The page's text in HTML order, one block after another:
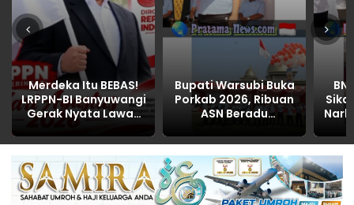
Merdeka Itu BEBAS!
LRPPN-BI Banyuwangi
Gerak Nyata Lawan
81
Bupati Warsubi Buka
Porkab 2026, Ribuan
ASN Beradu
HUT ke-81 RI